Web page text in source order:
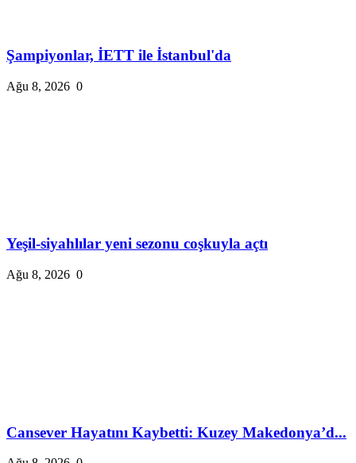
Şampiyonlar, İETT ile İstanbul'da
Ağu 8, 2026 0
Yeşil-siyahlılar yeni sezonu coşkuyla açtı
Ağu 8, 2026 0
Cansever Hayatını Kaybetti: Kuzey Makedonya’d...